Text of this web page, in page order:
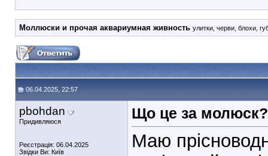
Моллюски и прочая аквариумная живность улитки, черви, блохи,
06.04.2025, 22:57
pbohdan
Придивляюся
Реєстрація: 06.04.2025
Звідки Ви: Київ
Що це за
Маю